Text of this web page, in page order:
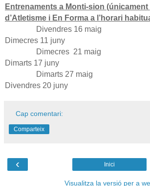
Entrenaments a Monti-sion
d’Atletisme i En Forma a l’horari
Divendres 16 maig
Dimecres 11 juny
Dimecres 21 maig
Dimarts 17 juny
Dimarts 27 maig
Divendres 20 juny
Cap comentari:
Comparteix
‹ Inici
Visualitza la versió per a